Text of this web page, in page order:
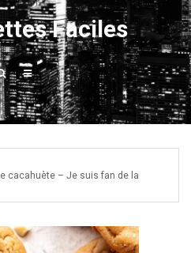
Faciles
cacahuète – Je suis fan de la